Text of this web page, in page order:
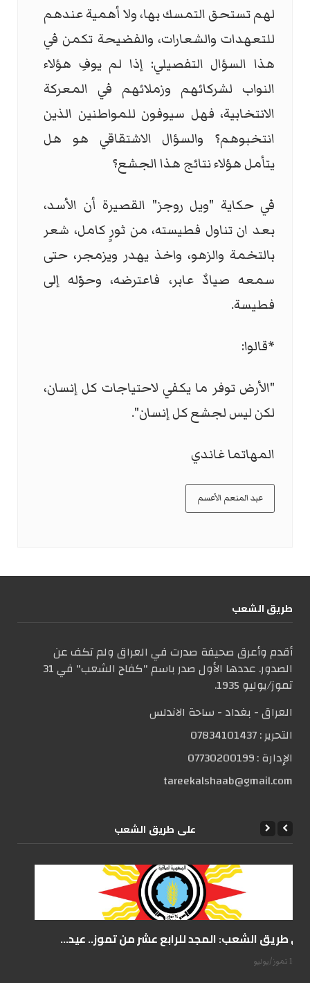
لهم تستحق التمسك بها، ولا أهمية عندهم
للتعهدات والشعارات، والفضيحة تكمن في
هذا السؤال التفصيلي: إذا لم يوفِ هؤلاء
النواب لشركائهم وزملائهم في المعركة
الانتخابية، فهل سيوفون للمواطنين الذين
انتخبوهم؟ والسؤال الاشتقاقي هو هل
يتأمل هؤلاء نتائج هذا الجشع؟
في حكاية "ويل روجز" القصيرة أن الأسد،
بعد ان تناول فطيسته، من ثورٍ كامل، شعر
بالتخمة والزهو، واخذ يهدر ويزمجر، حتى
سمعه صيادٌ عابر، فاعترضه، وحوّله إلى
فطيسة.
*قالوا:
"الأرض توفر ما يكفي لاحتياجات كل إنسان،
لكن ليس لجشع كل إنسان".
المهاتما غاندي
عبد المنعم الأعسم
طریق الشعب
أقدم وأعرق صحيفة صدرت في العراق ولم تكف عن
الصدور. عددها الأول صدر باسم "كفاح الشعب" في 31
تموز/يوليو 1935.
العراق - بغداد - ساحة الاندلس
التحریر :07834101437
الإدارة :07730200199
tareekalshaab@gmail.com
علی طریق الشعب
على طريق الشعب: المجد للرابع عشر من تموز.. عيد...
14 تموز/يوليو